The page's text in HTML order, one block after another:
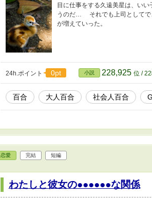
目に仕事をする久遠美星は、い
うのだ… それでも上司としてで
が増えていった。
24h.ポイント 0pt 小説 228,925 位 /
百合 大人百合 社会人百合
恋愛 完結 短編
わたしと彼女の●●●●●●な関係